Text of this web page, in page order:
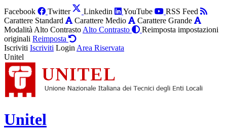
Facebook Twitter Linkedin YouTube
RSS Feed
Carattere Standard
Carattere Medio
Carattere Grande
Modalità Alto Contrasto Alto Contrasto
Reimposta impostazioni
originali Reimposta
Iscriviti Iscriviti Login Area Riservata
Unitel
Unitel